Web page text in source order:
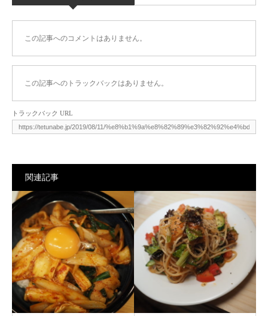
この記事へのコメントはありません。
この記事へのトラックバックはありません。
トラックバック URL
関連記事